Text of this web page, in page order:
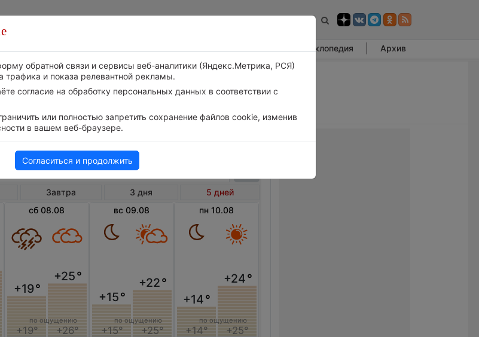
Энциклопедия Архив
в Лыткарино на 5 дней
Завтра 3 дня
5 дней
сб 08.08
+19°
+19°
+25°
+26°
по ощущению
вс 09.08
+15°
+15°
+22°
+25°
по ощущению
пн 10.08
+14°
+14°
+24°
+25°
по ощущению
обратной связи и сервисы веб-аналитики (Яндекс.Метрика, РСЯ)
трафика и показа релевантной рекламы.
согласие на обработку персональных данных в соответствии с
или полностью запретить сохранение файлов cookie, изменив
в вашем веб-браузере.
Согласиться и продолжить